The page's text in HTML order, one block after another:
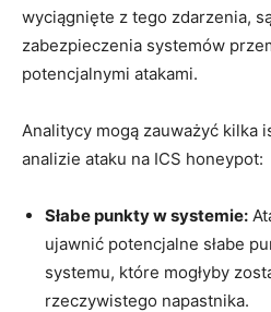
wyciągnięte z tego ‌zdarzenia,
⁤zabezpieczenia systemów
potencjalnymi⁤ atakami.
Analitycy mogą zauważyć kilka
analizie ataku na ICS⁤ honeypot:
Słabe punkty w systemie:
ujawnić potencjalne słabe
systemu, które mogłyby
rzeczywistego napastnika.